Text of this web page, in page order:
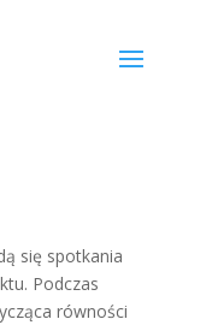
się spotkania
Podczas
równości